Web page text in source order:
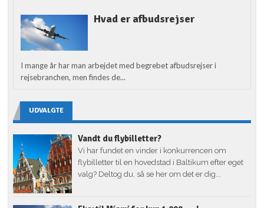
Hvad er afbudsrejser
I mange år har man arbejdet med begrebet afbudsrejser i
rejsebranchen, men findes de...
UDVALGTE
Vandt du flybilletter?
Vi har fundet en vinder i konkurrencen om
flybilletter til en hovedstad i Baltikum efter eget
valg? Deltog du, så se her om det er dig...